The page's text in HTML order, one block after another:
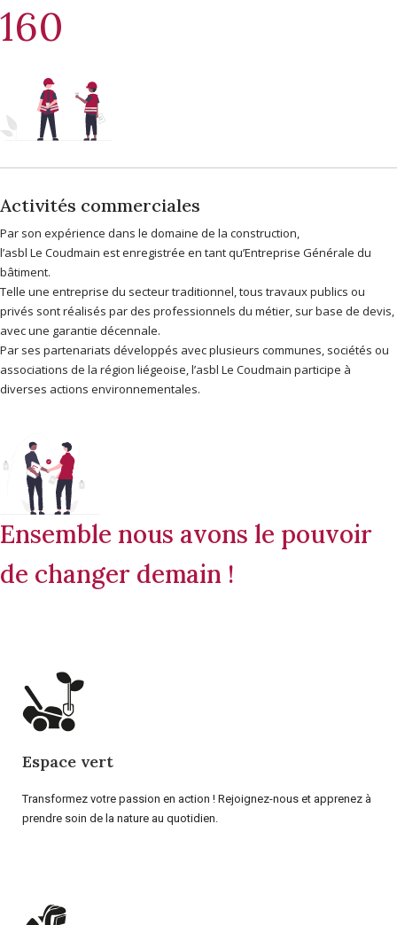
160
Activités commerciales
Par son expérience dans le domaine de la construction,
l’asbl Le Coudmain est enregistrée en tant qu’Entreprise Générale du
bâtiment.
Telle une entreprise du secteur traditionnel, tous travaux publics ou
privés sont réalisés par des professionnels du métier, sur base de devis,
avec une garantie décennale.
Par ses partenariats développés avec plusieurs communes, sociétés ou
associations de la région liégeoise, l’asbl Le Coudmain participe à
diverses actions environnementales.
Ensemble nous avons le pouvoir
de changer demain !
Espace vert
Transformez votre passion en action ! Rejoignez-nous et apprenez à
prendre soin de la nature au quotidien.